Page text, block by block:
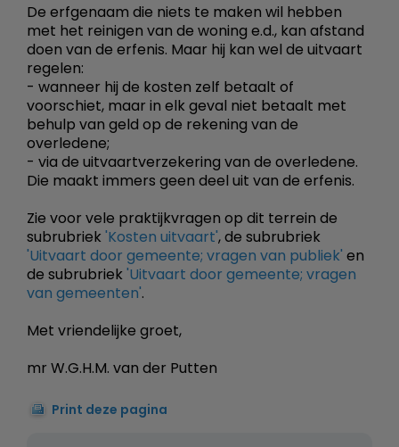
De erfgenaam die niets te maken wil hebben
met het reinigen van de woning e.d., kan afstand
doen van de erfenis. Maar hij kan wel de uitvaart
regelen:
- wanneer hij de kosten zelf betaalt of
voorschiet, maar in elk geval niet betaalt met
behulp van geld op de rekening van de
overledene;
- via de uitvaartverzekering van de overledene.
Die maakt immers geen deel uit van de erfenis.
Zie voor vele praktijkvragen op dit terrein de
subrubriek 'Kosten uitvaart', de subrubriek
'Uitvaart door gemeente; vragen van publiek' en
de subrubriek 'Uitvaart door gemeente; vragen
van gemeenten'.
Met vriendelijke groet,
mr W.G.H.M. van der Putten
Print deze pagina